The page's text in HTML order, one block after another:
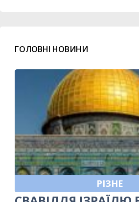
ГОЛОВНІ НОВИНИ
РІЗНЕ